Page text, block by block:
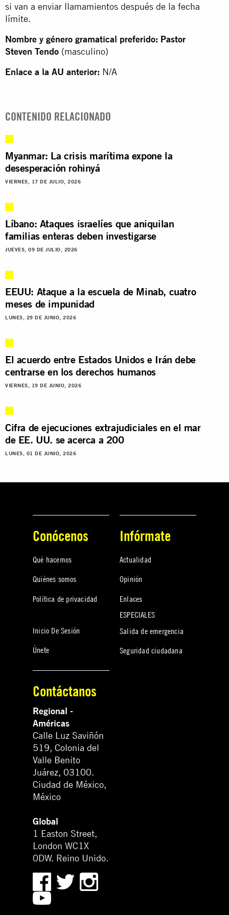
si van a enviar llamamientos después de la fecha
límite.
Nombre y género gramatical preferido: Pastor
Steven Tendo (masculino)
Enlace a la AU anterior: N/A
CONTENIDO RELACIONADO
Myanmar: La crisis marítima expone la
desesperación rohinyá
VIERNES, 17 DE JULIO, 2026
Líbano: Ataques israelíes que aniquilan
familias enteras deben investigarse
JUEVES, 09 DE JULIO, 2026
EEUU: Ataque a la escuela de Minab, cuatro
meses de impunidad
LUNES, 29 DE JUNIO, 2026
El acuerdo entre Estados Unidos e Irán debe
centrarse en los derechos humanos
VIERNES, 19 DE JUNIO, 2026
Cifra de ejecuciones extrajudiciales en el mar
de EE. UU. se acerca a 200
LUNES, 01 DE JUNIO, 2026
Conócenos
Qué hacemos
Quiénes somos
Política de privacidad
Inicio De Sesión
Únete
Infórmate
Actualidad
Opinión
Enlaces
ESPECIALES
Salida de emergencia
Seguridad ciudadana
Contáctanos
Regional -
Américas
Calle Luz Saviñón
519, Colonia del
Valle Benito
Juárez, 03100.
Ciudad de México,
México
Global
1 Easton Street,
London WC1X
0DW. Reino Unido.